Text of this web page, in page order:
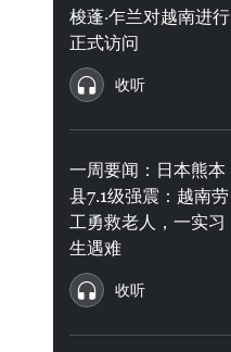
梭蓬·乍兰对越南进行
正式访问
收听
一周要闻：日本熊本
县7.1级强震：越南劳
工勇救老人，一实习
生遇难
收听